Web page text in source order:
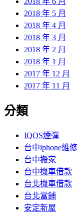
2018 年 5 月
2018 年 4 月
2018 年 3 月
2018 年 2 月
2018 年 1 月
2017 年 12 月
2017 年 11 月
分類
IQOS煙彈
台中iphone維修
台中搬家
台中機車借款
台北機車借款
台北當鋪
安定新屋